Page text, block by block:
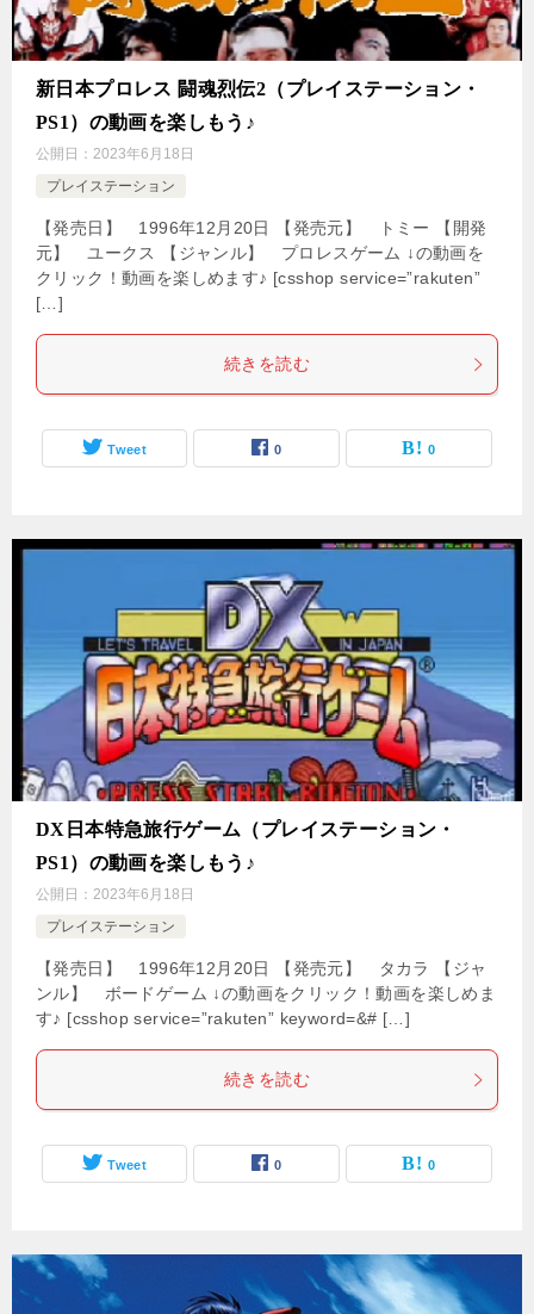
新日本プロレス 闘魂烈伝2（プレイステーション・
PS1）の動画を楽しもう♪
公開日： 2023年6月18日
プレイステーション
【発売日】 1996年12月20日 【発売元】 トミー 【開発
元】 ユークス 【ジャンル】 プロレスゲーム ↓の動画を
クリック！動画を楽しめます♪ [csshop service=”rakuten”
[…]
続きを読む
Tweet 0 0
DX日本特急旅行ゲーム（プレイステーション・
PS1）の動画を楽しもう♪
公開日： 2023年6月18日
プレイステーション
【発売日】 1996年12月20日 【発売元】 タカラ 【ジャ
ンル】 ボードゲーム ↓の動画をクリック！動画を楽しめま
す♪ [csshop service=”rakuten” keyword=&# […]
続きを読む
Tweet 0 0